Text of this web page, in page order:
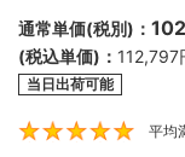
通常単価(税別)：
(税込単価)： 112,797
当日出荷可能
平均